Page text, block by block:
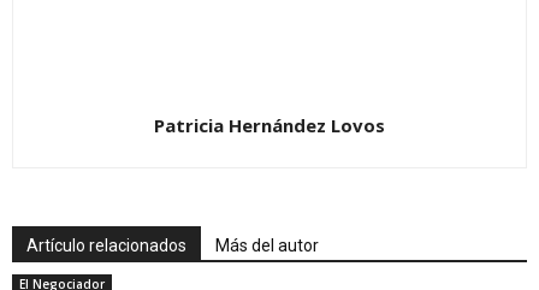
Patricia Hernández Lovos
Artículo relacionados Más del autor
El Negociador